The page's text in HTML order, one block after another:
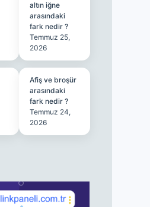
altın iğne
arasındaki
fark nedir ?
Temmuz 25,
2026
Afiş ve broşür
arasındaki
fark nedir ?
Temmuz 24,
2026